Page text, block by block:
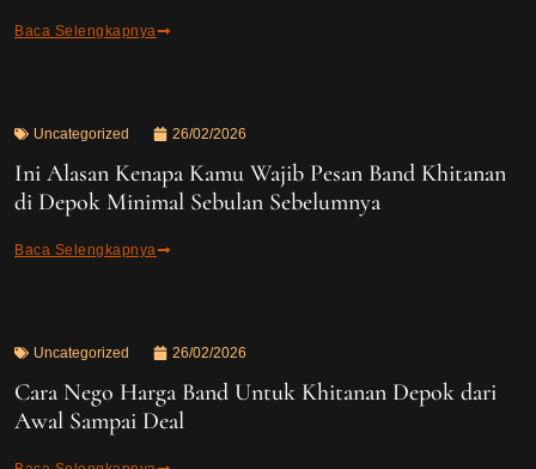
Baca Selengkapnya
Uncategorized 26/02/2026
Ini Alasan Kenapa Kamu Wajib Pesan Band Khitanan
di Depok Minimal Sebulan Sebelumnya
Baca Selengkapnya
Uncategorized 26/02/2026
Cara Nego Harga Band Untuk Khitanan Depok dari
Awal Sampai Deal